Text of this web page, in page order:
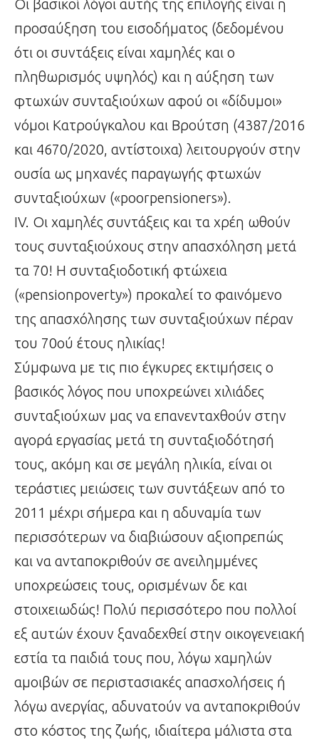
Οι βασικοί λόγοι αυτής της επιλογής είναι η
προσαύξηση του εισοδήματος (δεδομένου
ότι οι συντάξεις είναι χαμηλές και ο
πληθωρισμός υψηλός) και η αύξηση των
φτωχών συνταξιούχων αφού οι «δίδυμοι»
νόμοι Κατρούγκαλου και Βρούτση (4387/2016
και 4670/2020, αντίστοιχα) λειτουργούν στην
ουσία ως μηχανές παραγωγής φτωχών
συνταξιούχων («poorpensioners»).
ΙV. Οι χαμηλές συντάξεις και τα χρέη ωθούν
τους συνταξιούχους στην απασχόληση μετά
τα 70! Η συνταξιοδοτική φτώχεια
(«pensionpoverty») προκαλεί το φαινόμενο
της απασχόλησης των συνταξιούχων πέραν
του 70ού έτους ηλικίας!
Σύμφωνα με τις πιο έγκυρες εκτιμήσεις ο
βασικός λόγος που υποχρεώνει χιλιάδες
συνταξιούχων μας να επανενταχθούν στην
αγορά εργασίας μετά τη συνταξιοδότησή
τους, ακόμη και σε μεγάλη ηλικία, είναι οι
τεράστιες μειώσεις των συντάξεων από το
2011 μέχρι σήμερα και η αδυναμία των
περισσότερων να διαβιώσουν αξιοπρεπώς
και να ανταποκριθούν σε ανειλημμένες
υποχρεώσεις τους, ορισμένων δε και
στοιχειωδώς! Πολύ περισσότερο που πολλοί
εξ αυτών έχουν ξαναδεχθεί στην οικογενειακή
εστία τα παιδιά τους που, λόγω χαμηλών
αμοιβών σε περιστασιακές απασχολήσεις ή
λόγω ανεργίας, αδυνατούν να ανταποκριθούν
στο κόστος της ζωής, ιδιαίτερα μάλιστα στα